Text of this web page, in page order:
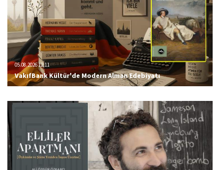
05.08.2026 12:11
VakıfBank Kültür'de Modern Alman Edebiyatı